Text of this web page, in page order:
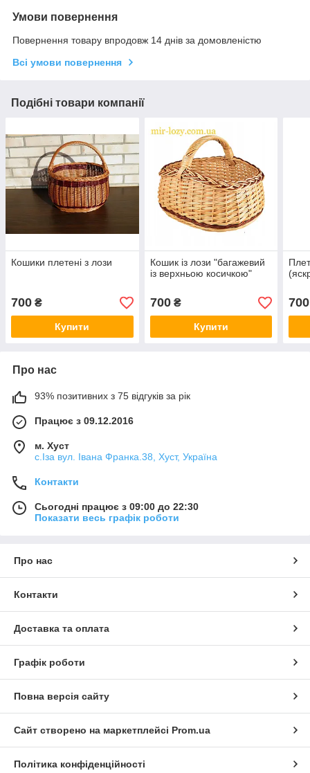
Умови повернення
Повернення товару впродовж 14 днів за домовленістю
Всі умови повернення
Подібні товари компанії
Кошики плетені з лози
700 ₴
Купити
Кошик із лози "багажевий
із верхньою косичкою"
700₴
Купити
700
Про нас
93% позитивних з 75 відгуків за рік
Працює з 09.12.2016
м. Хуст
с.Іза вул. Івана Франка.38, Хуст, Україна
Контакти
Сьогодні працює з 09:00 до 22:30
Показати весь графік роботи
Про нас
Контакти
Доставка та оплата
Графік роботи
Повна версія сайту
Сайт створено на маркетплейсі Prom.ua
Політика конфіденційності